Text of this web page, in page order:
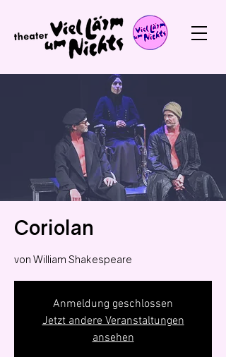
Coriolan
von William Shakespeare
Anmeldung geschlossen
Jetzt andere Veranstaltungen
ansehen